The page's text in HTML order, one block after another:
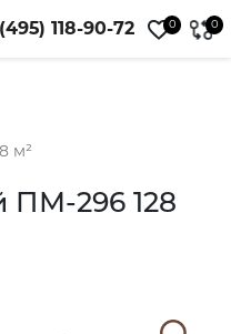
118-90-72 0 0
м²
ПМ-296 128